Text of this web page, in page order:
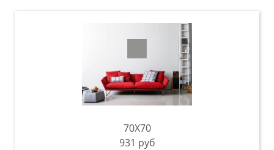
70X70
931 руб